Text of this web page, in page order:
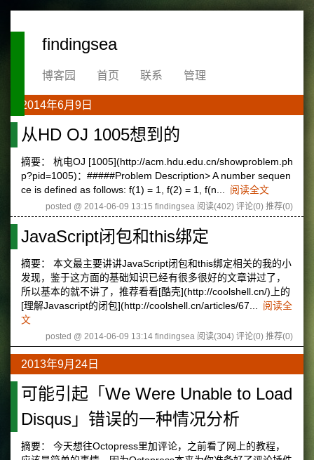
findingsea
博客园 首页 联系 管理
2014年6月9日
从HD OJ 1005想到的
摘要： 杭电OJ [1005](http://acm.hdu.edu.cn/showproblem.ph
p?pid=1005)：#####Problem Description> A number sequen
ce is defined as follows: f(1) = 1, f(2) = 1, f(n...
阅读全文
posted @ 2014-06-09 13:15 findingsea 阅读(402) 评论(0) 推荐(0)
JavaScript闭包和this绑定
摘要： 本文最主要讲讲JavaScript闭包和this绑定相关的我的小
发现，鉴于这方面的基础知识已经有很多很好的文章讲过了，
所以基本的就不讲了，推荐看看[酷壳](http://coolshell.cn/)上的
[理解Javascript的闭包](http://coolshell.cn/articles/67...
阅读全
文
posted @ 2014-06-09 13:14 findingsea 阅读(304) 评论(0) 推荐(0)
2013年9月24日
可能引起「We Were Unable to Load
Disqus」错误的一种情况分析
摘要： 今天想往Octopress里加评论，之前看了网上的教程，